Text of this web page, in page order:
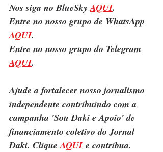
Nos siga no BlueSky AQUI.
Entre no nosso grupo de WhatsApp
AQUI.
Entre no nosso grupo do Telegram
AQUI.
Ajude a fortalecer nosso jornalismo
independente contribuindo com a
campanha 'Sou Daki e Apoio' de
financiamento coletivo do Jornal
Daki. Clique AQUI e contribua.